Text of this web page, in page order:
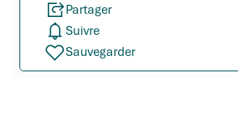
Partager
Suivre
Sauvegarder